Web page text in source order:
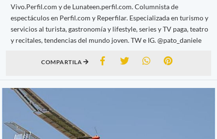
Vivo.Perfil.com y de Lunateen.perfil.com. Columnista de
espectáculos en Perfil.com y Reperfilar. Especializada en turismo y
servicios al turista, gastronomía y lifestyle, series y TV paga, teatro
y recitales, tendencias del mundo joven. TW e IG. @pato_daniele
COMPARTILA